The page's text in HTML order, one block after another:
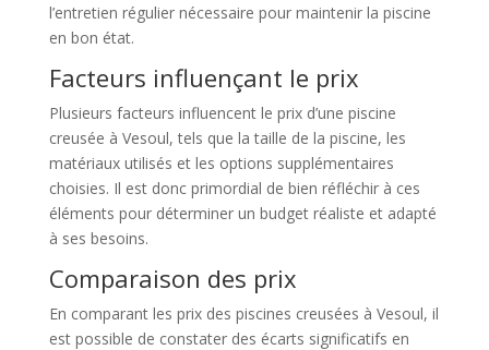
l’entretien régulier nécessaire pour maintenir la piscine
en bon état.
Facteurs influençant le prix
Plusieurs facteurs influencent le prix d’une piscine
creusée à Vesoul, tels que la taille de la piscine, les
matériaux utilisés et les options supplémentaires
choisies. Il est donc primordial de bien réfléchir à ces
éléments pour déterminer un budget réaliste et adapté
à ses besoins.
Comparaison des prix
En comparant les prix des piscines creusées à Vesoul, il
est possible de constater des écarts significatifs en